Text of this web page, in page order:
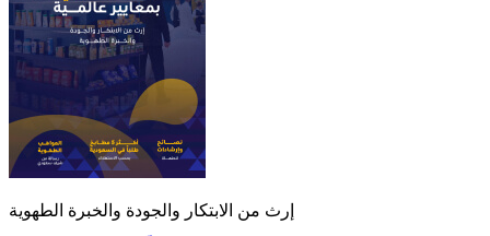
إرث من الابتكار والجودة والخبرة الطهوية